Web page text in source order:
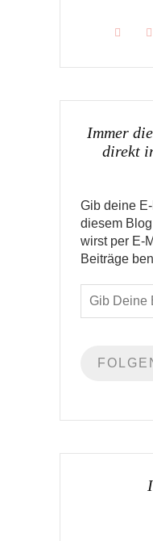
Immer
direkt
Gib deine
diesem
wirst per E-
Beiträge